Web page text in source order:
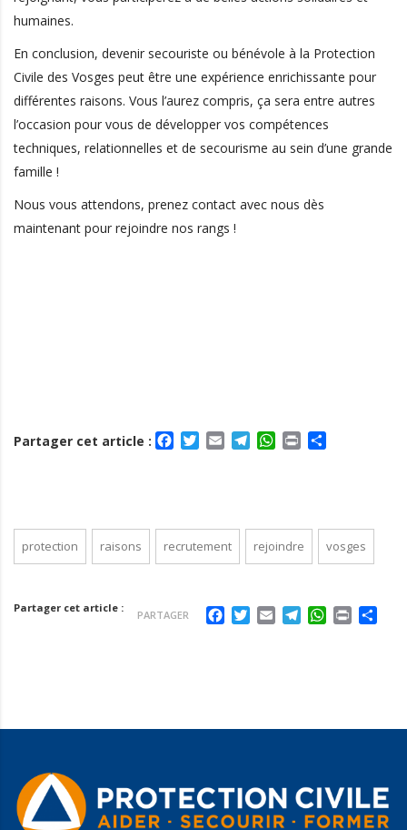
humaines.
En conclusion, devenir secouriste ou bénévole à la Protection
Civile des Vosges peut être une expérience enrichissante pour
différentes raisons. Vous l’aurez compris, ça sera entre autres
l’occasion pour vous de développer vos compétences
techniques, relationnelles et de secourisme au sein d’une grande
famille !
Nous vous attendons, prenez contact avec nous dès
maintenant pour rejoindre nos rangs !
Partager cet article : Facebook
TwitterEmailTelegram
WhatsApp
Print
protection raisons recrutement rejoindre vosges
PARTAGER
Partager cet article : Facebook
Twitter
EmailTelegram
WhatsApp
Print